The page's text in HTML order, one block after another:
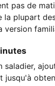
pas de
plupart
version
saladier,
jusqu'à